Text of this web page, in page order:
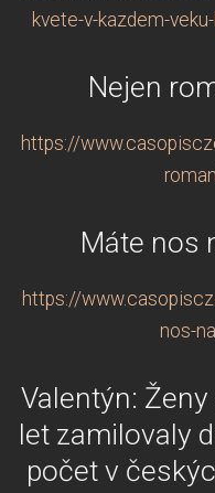
kvete-v-kazdem-
Nejen
https://
Máte nos
https://
nos-
Valentýn:
let zamilovaly
počet v